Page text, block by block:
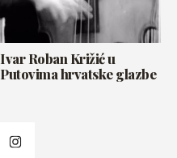
Ivar Roban Križić u
Putovima hrvatske glazbe